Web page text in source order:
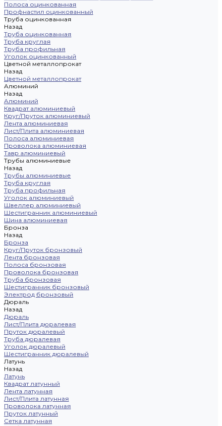
Полоса оцинкованная
Профнастил оцинкованный
Труба оцинкованная
Назад
Труба оцинкованная
Труба круглая
Труба профильная
Уголок оцинкованный
Цветной металлопрокат
Назад
Цветной металлопрокат
Алюминий
Назад
Алюминий
Квадрат алюминиевый
Круг/Пруток алюминиевый
Лента алюминиевая
Лист/Плита алюминиевая
Полоса алюминиевая
Проволока алюминиевая
Тавр алюминиевый
Трубы алюминиевые
Назад
Трубы алюминиевые
Труба круглая
Труба профильная
Уголок алюминиевый
Швеллер алюминиевый
Шестигранник алюминиевый
Шина алюминиевая
Бронза
Назад
Бронза
Круг/Пруток бронзовый
Лента бронзовая
Полоса бронзовая
Проволока бронзовая
Труба бронзовая
Шестигранник бронзовый
Электрод бронзовый
Дюраль
Назад
Дюраль
Лист/Плита дюралевая
Пруток дюралевый
Труба дюралевая
Уголок дюралевый
Шестигранник дюралевый
Латунь
Назад
Латунь
Квадрат латунный
Лента латунная
Лист/Плита латунная
Проволока латунная
Пруток латунный
Сетка латунная